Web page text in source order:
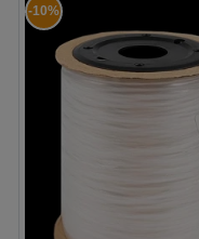
-10%